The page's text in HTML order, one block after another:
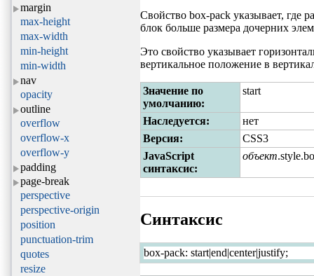
margin
max-height
max-width
min-height
min-width
nav
opacity
outline
overflow
overflow-x
overflow-y
padding
page-break
perspective
perspective-origin
position
punctuation-trim
quotes
resize
Свойство box-pack указывает, где
блок больше размера дочерних
Это свойство указывает
вертикальное положение в
Значение по
умолчанию:
start
Наследуется:
нет
Версия:
CSS3
JavaScript
синтаксис:
объект
Синтаксис
box-pack: start|end|center|justify;